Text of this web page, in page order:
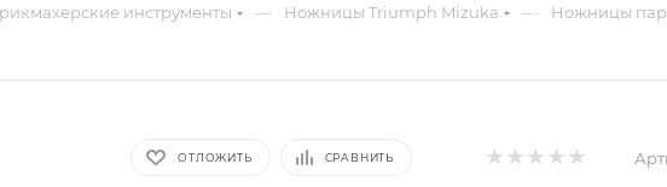
инструменты — Ножницы Triumph Mizuka — Ножницы
ОТЛОЖИТЬ СРАВНИТЬ